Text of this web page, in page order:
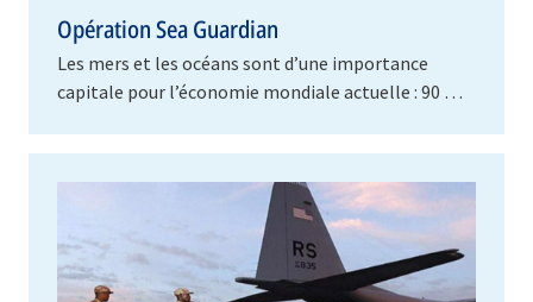
Opération Sea Guardian
Les mers et les océans sont d’une importance
capitale pour l’économie mondiale actuelle : 90 %
maritime,…